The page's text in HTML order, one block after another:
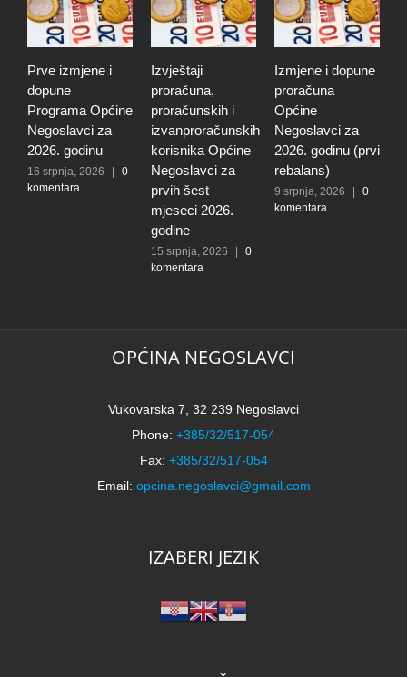
Prve izmjene i
dopune
Programa Općine
Negoslavci za
2026. godinu
16 srpnja, 2026
0
komentara
Izvještaji
proračuna,
proračunskih i
izvanproračunskih
korisnika Općine
Negoslavci za
prvih šest
mjeseci 2026.
godine
15 srpnja, 2026
0
komentara
Izmjene i dopune
proračuna
Općine
Negoslavci za
2026. godinu (prvi
rebalans)
9 srpnja, 2026
0
komentara
OPĆINA NEGOSLAVCI
Vukovarska 7, 32 239 Negoslavci
Phone: +385/32/517-054
Fax: +385/32/517-054
Email: opcina.negoslavci@gmail.com
IZABERI JEZIK